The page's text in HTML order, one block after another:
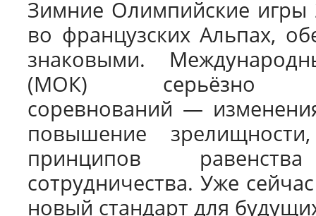
Зимние Олимпийские игры
во французских Альпах,
знаковыми.
(МОК) серьёзно
соревнований —
повышение
принципов
сотрудничества. Уже
новый стандарт для